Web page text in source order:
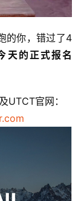
的你，错过了4
天的正式报名
UTCT官网：